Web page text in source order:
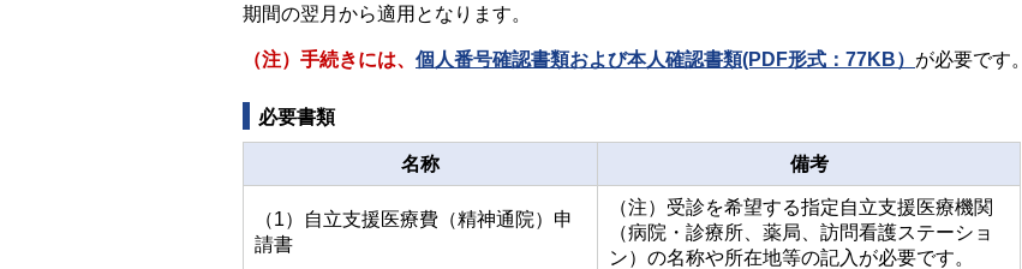
期間の翌月から適用となります。
（注）手続きには、 個人番号確認書類および本人確認書類(PDF形式：77KB） が必要です。
必要書類
名称 備考
（1）自立支援医療費（精神通院）申
請書
（注）受診を希望する指定自立支援医療機関
（病院・診療所、薬局、訪問看護ステーショ
ン）の名称や所在地等の記入が必要です。